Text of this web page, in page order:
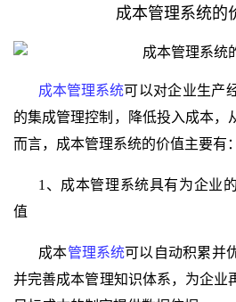
成本管理系统的
成本管理系统可以对企业生产
的集成管理控制，降低投入成本，
而言，成本管理系统的价值主要有：
1、成本管理系统具有为企业
值
成本管理系统可以自动积累并
并完善成本管理知识体系，为企业